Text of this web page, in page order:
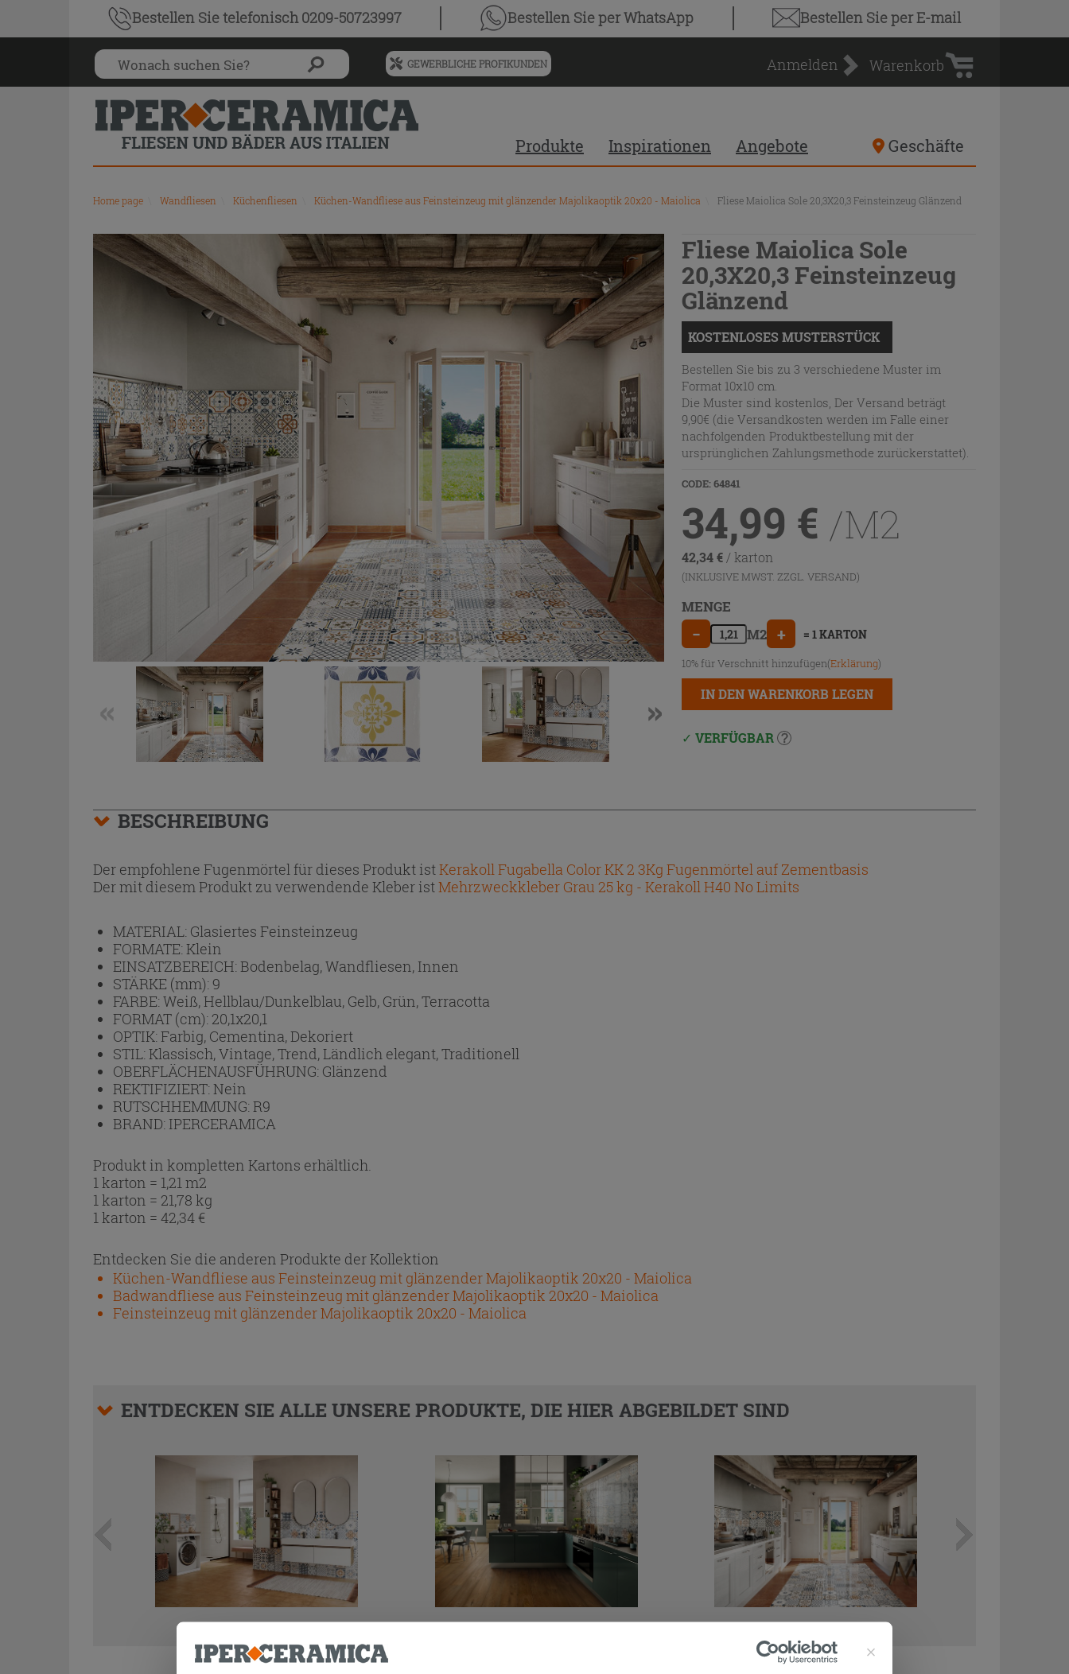
Bestellen Sietelefonisch 0209-50723997 Bestellen Sieper WhatsApp Bestellen Sieper E-mail
Menü
für
vorgeschlagenen
Siteinhalt
und
Suchprotokoll
GEWERBLICHE PROFIKUNDEN Anmelden
Warenkorb
Warenkorb
Produkte Inspirationen Angebote Geschäfte
Home page Wandfliesen Küchenfliesen Küchen-Wandfliese aus Feinsteinzeug mit glänzender Majolikaoptik 20x20 - Maiolica Fliese Maiolica Sole 20,3X20,3 Feinsteinzeug Glänzend
Fliese Maiolica Sole
20,3X20,3 Feinsteinzeug
Glänzend
KOSTENLOSES MUSTERSTÜCK
Bestellen Sie bis zu 3 verschiedene Muster im
Format 10x10 cm.
Die Muster sind kostenlos, Der Versand beträgt
9,90€ (die Versandkosten werden im Falle einer
nachfolgenden Produktbestellung mit der
ursprünglichen Zahlungsmethode zurückerstattet).
CODE: 64841
34,99 € /M2
42,34€ / karton
(INKLUSIVE MWST. ZZGL. VERSAND)
MENGE
− M2 + = 1 KARTON
10% für Verschnitt hinzufügen(Erklärung)
IN DEN WARENKORB LEGEN
VERFÜGBAR
BESCHREIBUNG
Der empfohlene Fugenmörtel für dieses Produkt istKerakoll Fugabella Color KK 2 3Kg Fugenmörtel auf Zementbasis
Der mit diesem Produkt zu verwendende Kleber istMehrzweckkleber Grau 25 kg - Kerakoll H40 No Limits
MATERIAL: Glasiertes Feinsteinzeug
FORMATE:Klein
EINSATZBEREICH:Bodenbelag, Wandfliesen, Innen
STÄRKE (mm): 9
FARBE:Weiß, Hellblau/Dunkelblau, Gelb, Grün, Terracotta
FORMAT (cm): 20,1x20,1
OPTIK:Farbig, Cementina, Dekoriert
STIL:Klassisch, Vintage, Trend, Ländlich elegant, Traditionell
OBERFLÄCHENAUSFÜHRUNG: Glänzend
REKTIFIZIERT:Nein
RUTSCHHEMMUNG:R9
BRAND: IPERCERAMICA
Produkt in kompletten Kartons erhältlich.
1 karton = 1,21 m2
1 karton = 21,78 kg
1 karton = 42,34€
Entdecken Sie die anderen Produkte der Kollektion
Küchen-Wandfliese aus Feinsteinzeug mit glänzender Majolikaoptik 20x20 - Maiolica
Badwandfliese aus Feinsteinzeug mit glänzender Majolikaoptik 20x20 - Maiolica
Feinsteinzeug mit glänzender Majolikaoptik 20x20 - Maiolica
ENTDECKEN SIE ALLE UNSERE PRODUKTE, DIE HIER ABGEBILDET SIND